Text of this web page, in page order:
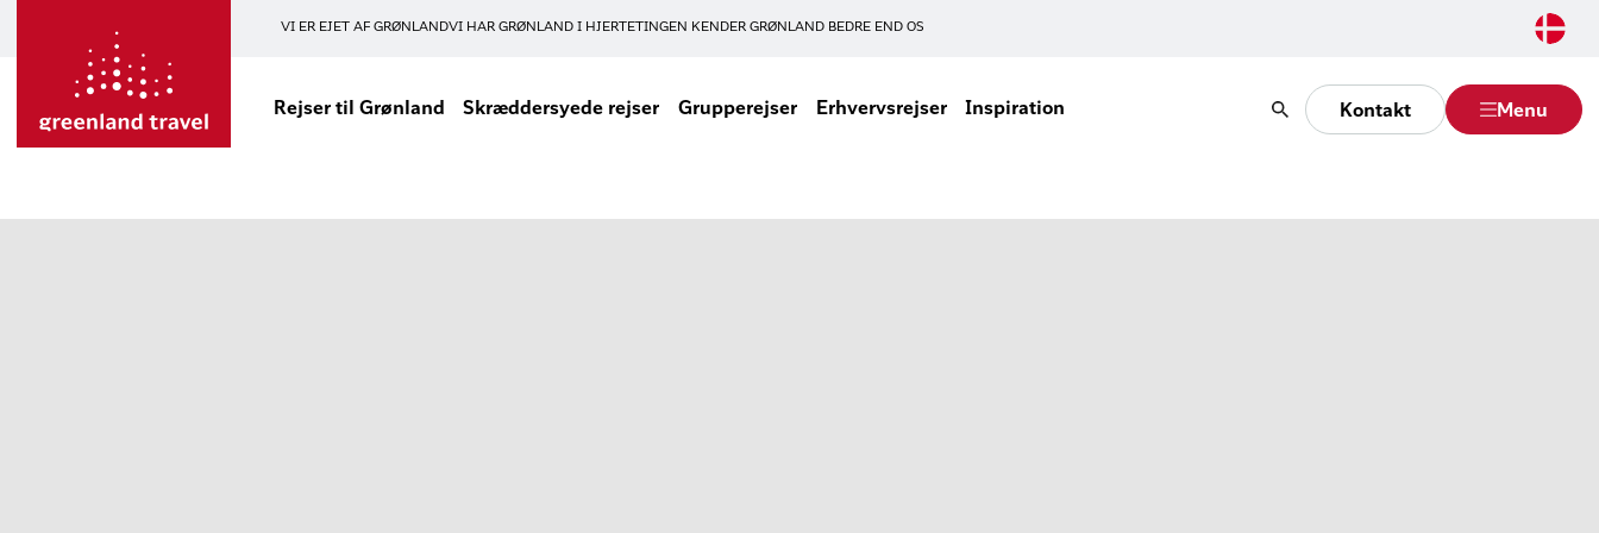
VI ER EJET AF GRØNLANDVI HAR GRØNLAND I HJERTET INGEN KENDER GRØNLAND BEDRE END OS
Rejser til Grønland Skræddersyede rejser Grupperejser Erhvervsrejser Inspiration Søg Kontakt Menu